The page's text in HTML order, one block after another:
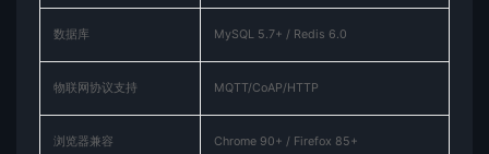
数据库 MySQL 5.7+ / Redis 6.0
物联网协议支持 MQTT/CoAP/HTTP
浏览器兼容 Chrome 90+ / Firefox 85+